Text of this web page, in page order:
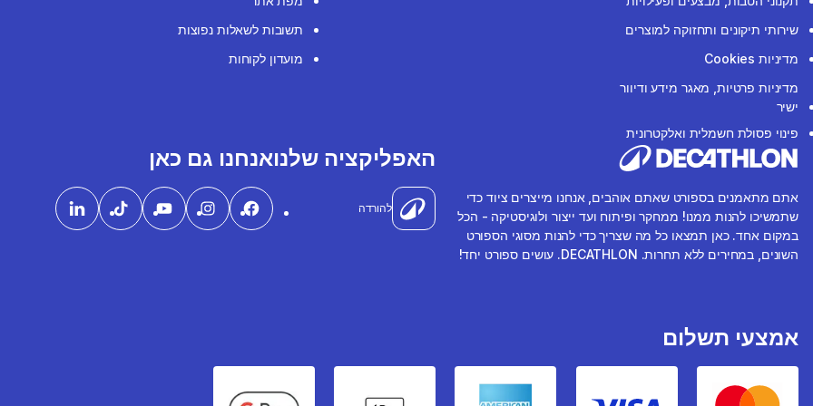
שירותי תיקונים ותחזוקה למוצרים
מדיניות Cookies
מדיניות פרטיות, מאגר מידע ודיוור
ישיר
פינוי פסולת חשמלית ואלקטרונית
תשובות לשאלות נפוצות
מועדון לקוחות
אתם מתאמנים בספורט שאתם אוהבים, אנחנו מייצרים ציוד כדי
שתמשיכו להנות ממנו! ממחקר ופיתוח ועד ייצור ולוגיסטיקה - הכל
במקום אחד. כאן תמצאו כל מה שצריך כדי להנות מסוגי הספורט
השונים, במחירים ללא תחרות. DECATHLON. עושים ספורט יחד!
האפליקציה שלנו
להורדה
אנחנו גם כאן
אמצעי תשלום